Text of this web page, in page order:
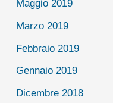
Maggio 2019
Marzo 2019
Febbraio 2019
Gennaio 2019
Dicembre 2018